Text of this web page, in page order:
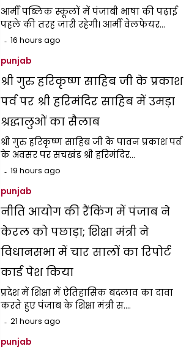
आर्मी पब्लिक स्कूलों में पंजाबी भाषा की पढ़ाई
पहले की तरह जारी रहेगी। आर्मी वेलफेयर…
16 hours ago
punjab
श्री गुरु हरिकृष्ण साहिब जी के प्रकाश
पर्व पर श्री हरिमंदिर साहिब में उमड़ा
श्रद्धालुओं का सैलाब
श्री गुरु हरिकृष्ण साहिब जी के पावन प्रकाश पर्व
के अवसर पर सचखंड श्री हरिमंदिर…
19 hours ago
punjab
नीति आयोग की रैंकिंग में पंजाब ने
केरल को पछाड़ा; शिक्षा मंत्री ने
विधानसभा में चार सालों का रिपोर्ट
कार्ड पेश किया
प्रदेश में शिक्षा में ऐतिहासिक बदलाव का दावा
करते हुए पंजाब के शिक्षा मंत्री स.…
21 hours ago
punjab